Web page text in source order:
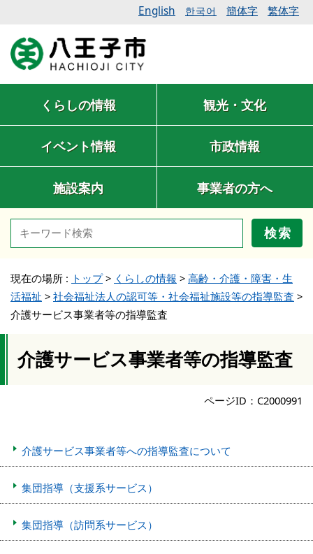
English 한국어 簡体字 繁体字
くらしの情報 観光・文化
イベント情報 市政情報
施設案内 事業者の方へ
検索
現在の場所 : トップ> くらしの情報 > 高齢・介護・障害・生
活福祉 > 社会福祉法人の認可等・社会福祉施設等の指導監査 >
介護サービス事業者等の指導監査
介護サービス事業者等の指導監査
ページID：C2000991
介護サービス事業者等への指導監査について
集団指導（支援系サービス）
集団指導（訪問系サービス）